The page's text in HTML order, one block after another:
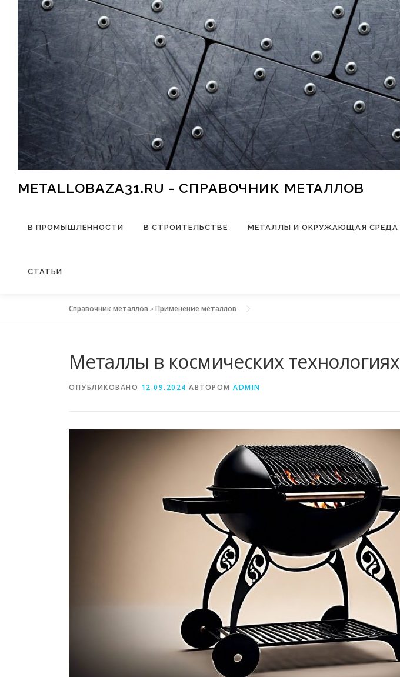
Перейти к содержимому
METALLOBAZA31.RU - СПРАВОЧНИК МЕТАЛЛОВ
В ПРОМЫШЛЕННОСТИ В СТРОИТЕЛЬСТВЕ МЕТАЛЛЫ И ОКРУЖАЮЩАЯ СРЕДА
СТАТЬИ
Справочник металлов »Применение металлов
Металлы в космических технологиях
ОПУБЛИКОВАНО 12.09.2024 АВТОРОМ ADMIN